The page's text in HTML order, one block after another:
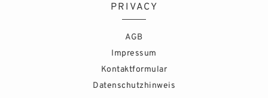
PRIVACY
AGB
Impressum
Kontaktformular
Datenschutzhinweis